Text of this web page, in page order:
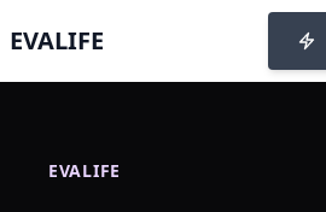
EVALIFE
EVALIFE